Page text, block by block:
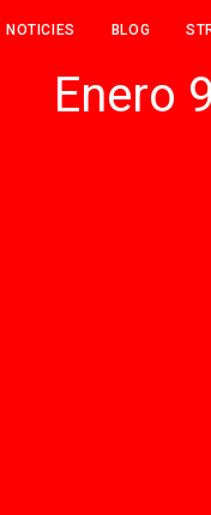
NOTICIES BLOG
Enero